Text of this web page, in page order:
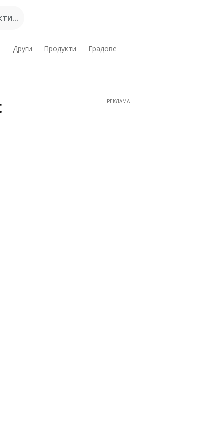
Други Продукти Градове
РЕКЛАМА